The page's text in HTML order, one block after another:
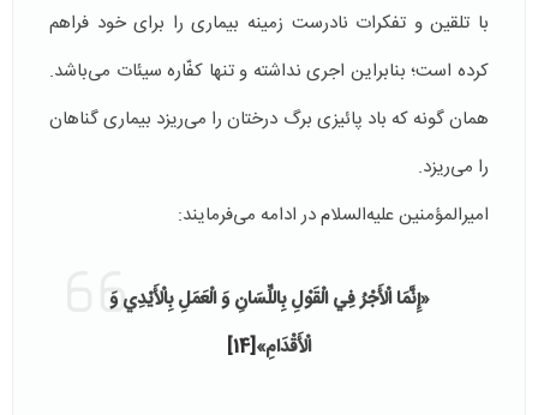
با تلقین و تفکرات نادرست زمینه بیماری را برای خود فراهم
کرده است؛ بنابراین اجری نداشته و تنها کفّاره سیئات می‌باشد.
همان‌ گونه که باد پائیزی برگ درختان را می‌ریزد بیماری گناهان
را می‌ریزد.
امیرالمؤمنین علیه‌السلام در ادامه می‌فرمایند:
«إِنَّمَا الْأَجْرُ فِي الْقَوْلِ بِاللِّسَانِ وَ الْعَمَلِ بِالْأَيْدِي وَ
الْأَقْدَامِ»[14]